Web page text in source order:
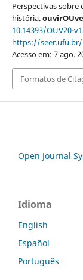
Perspectivas
história.
10.14393/OUV20-
https://
Acesso em: 7 ago.
Formatos de
Open Journal
Idioma
English
Español
Português